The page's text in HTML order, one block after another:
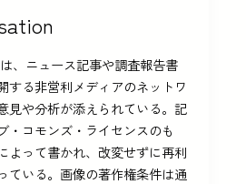
、ニュース記事や調査報告書
する非営利メディアのネットワ
見や分析が添えられている。記
・コモンズ・ライセンスのも
よって書かれ、改変せずに再利
ている。画像の著作権条件は通